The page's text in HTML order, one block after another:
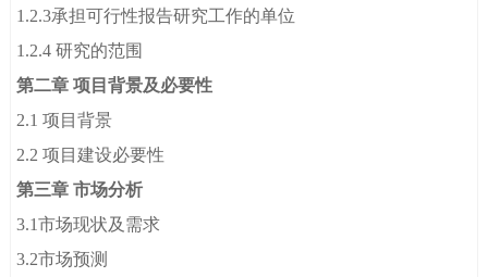
1.2.3承担可行性报告研究工作的单位
1.2.4 研究的范围
第二章 项目背景及必要性
2.1 项目背景
2.2 项目建设必要性
第三章 市场分析
3.1市场现状及需求
3.2市场预测